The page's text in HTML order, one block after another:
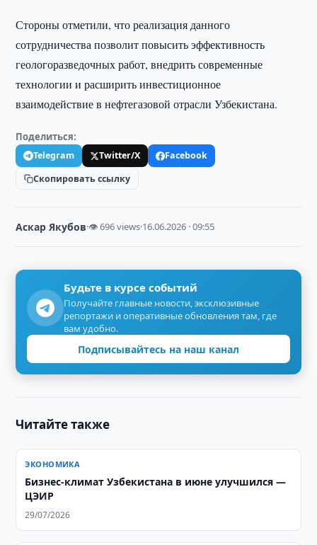
Стороны отметили, что реализация данного
сотрудничества позволит повысить эффективность
геологоразведочных работ, внедрить современные
технологии и расширить инвестиционное
взаимодействие в нефтегазовой отрасли Узбекистана.
Поделиться:
Telegram Twitter/X
Facebook
Скопировать ссылку
Аскар Якубов·👁 696 views·16.06.2026 · 09:55
Будьте в курсе событий
Получайте главные новости, эксклюзивные
репортажи и оперативные обновления там, где
вам удобно.
Подписывайтесь на наш канал
Читайте также
ЭКОНОМИКА
Бизнес-климат Узбекистана в июне улучшился —
ЦЭИР
29/07/2026